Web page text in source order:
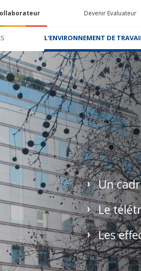
Devenir Evaluateur
L'ENVIRONNEMENT DE
Un
Le
Les